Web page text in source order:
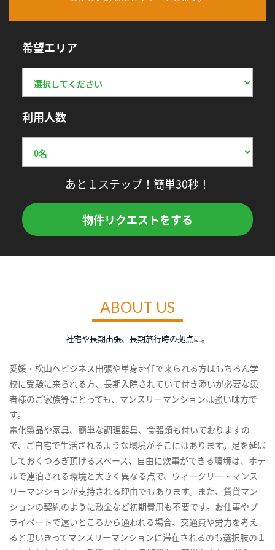
希望エリア
利用人数
あと１ステップ！簡単30秒！
物件リクエストをする
ABOUT US
社宅や長期出張、長期旅行時の拠点に。
愛媛・松山へビジネス出張や単身赴任で来られる方はもちろん学
校に受験に来られる方、長期入院されていて付き添いが必要な患
者様のご家族等にとっても、マンスリーマンションは強い味方で
す。
電化製品や家具、簡単な調理器具、食器類も付いておりますの
で、ご自宅で生活されるような環境がそこにはあります。足を延ば
しておくつろぎ頂けるスペース、自由に炊事ができる環境は、ホテ
ルで連泊される環境と大きく異なる点で、ウィークリー・マンス
リーマンションが支持される理由でもあります。また、賃貸マン
ションの契約のように敷金など初期費用も不要です。お仕事やプ
ライベートで遠いところから通われる場合、交通費や労力を考え
ると思いきってマンスリーマンションに滞在されるのも選択肢の１